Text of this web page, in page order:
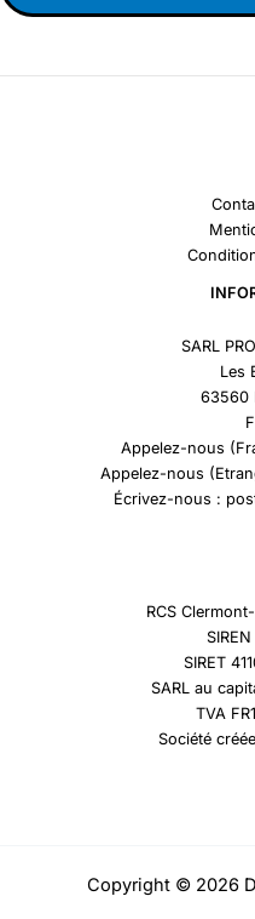
SARL
Les
63560
Appelez-nous
Appelez-nous
Écrivez-nous :
RCS
SIRET
SARL au
TVA
Société
Copyright © 2026